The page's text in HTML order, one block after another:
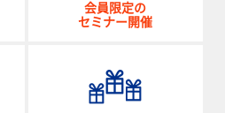
会員限定の
セミナー開催